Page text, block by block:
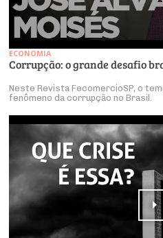
ECONOMIA
Corrupção: o grande desafio
Neste Revista FecomercioSP, o
fenômeno da corrupção no Brasil.